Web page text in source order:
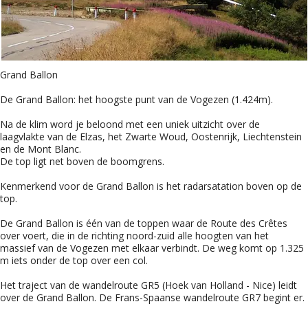
Grand Ballon
De Grand Ballon: het hoogste punt van de Vogezen (1.424m).
Na de klim word je beloond met een uniek uitzicht over de
laagvlakte van de Elzas, het Zwarte Woud, Oostenrijk, Liechtenstein
en de Mont Blanc.
De top ligt net boven de boomgrens.
Kenmerkend voor de Grand Ballon is het radarsatation boven op de
top.
De Grand Ballon is één van de toppen waar de Route des Crêtes
over voert, die in de richting noord-zuid alle hoogten van het
massief van de Vogezen met elkaar verbindt. De weg komt op 1.325
m iets onder de top over een col.
Het traject van de wandelroute GR5 (Hoek van Holland - Nice) leidt
over de Grand Ballon. De Frans-Spaanse wandelroute GR7 begint er.